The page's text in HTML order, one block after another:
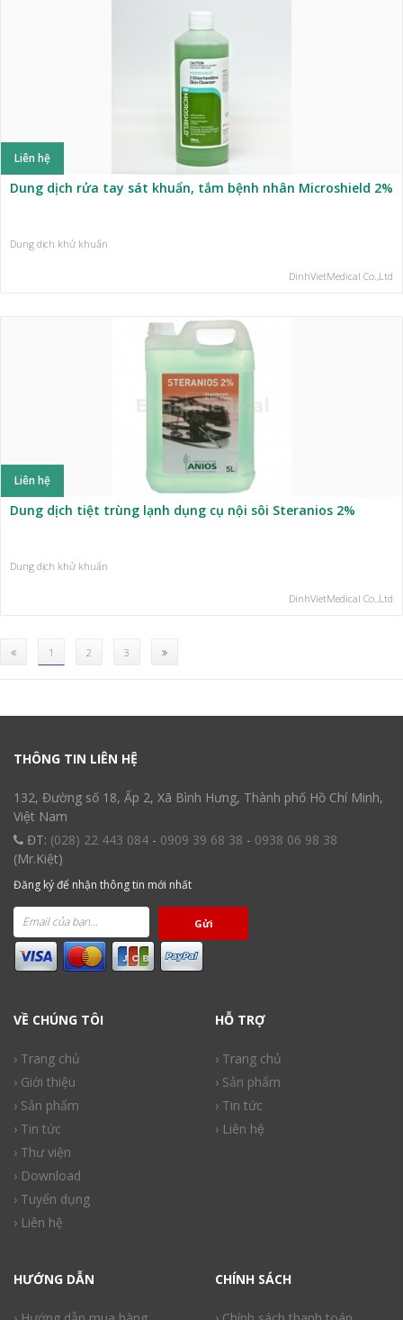
Liên hệ
Dung dịch rửa tay sát khuẩn, tắm bệnh nhân Microshield 2%
Dung dịch khử khuẩn
DinhVietMedical Co.,Ltd
Liên hệ
Dung dịch tiệt trùng lạnh dụng cụ nội sôi Steranios 2%
Dung dịch khử khuẩn
DinhVietMedical Co.,Ltd
1 (current)
2 3
THÔNG TIN LIÊN HỆ
132, Đường số 18, Ấp 2, Xã Bình Hưng, Thành phố Hồ Chí Minh,
Việt Nam
ĐT: (028) 22 443 084 - 0909 39 68 38 - 0938 06 98 38
(Mr.Kiệt)
Đăng ký để nhận thông tin mới nhất
Gửi
VỀ CHÚNG TÔI
› Trang chủ
› Giới thiệu
› Sản phẩm
› Tin tức
› Thư viện
› Download
› Tuyển dụng
› Liên hệ
HỖ TRỢ
› Trang chủ
› Sản phẩm
› Tin tức
› Liên hệ
HƯỚNG DẪN CHÍNH SÁCH